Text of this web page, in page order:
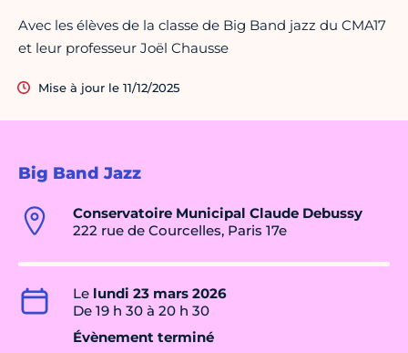
Big Band Jazz
Conservatoire Municipal Claude Debussy
222 rue de Courcelles, Paris 17e
Le lundi 23 mars 2026
De 19 h 30 à 20 h 30
Évènement terminé
Avec les élèves de la classe de Big Band jazz du CMA17
et leur professeur Joël Chausse
Mise à jour le 11/12/2025